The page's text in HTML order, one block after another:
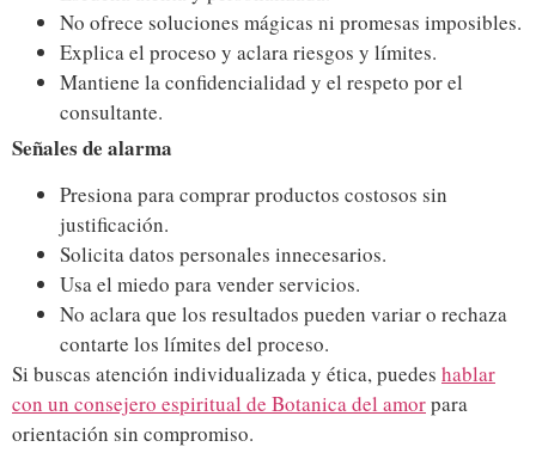
No ofrece soluciones mágicas ni promesas imposibles.
Explica el proceso y aclara riesgos y límites.
Mantiene la confidencialidad y el respeto por el
consultante.
Señales de alarma
Presiona para comprar productos costosos sin
justificación.
Solicita datos personales innecesarios.
Usa el miedo para vender servicios.
No aclara que los resultados pueden variar o rechaza
contarte los límites del proceso.
Si buscas atención individualizada y ética, puedes hablar
con un consejero espiritual de Botanica del amorpara
orientación sin compromiso.